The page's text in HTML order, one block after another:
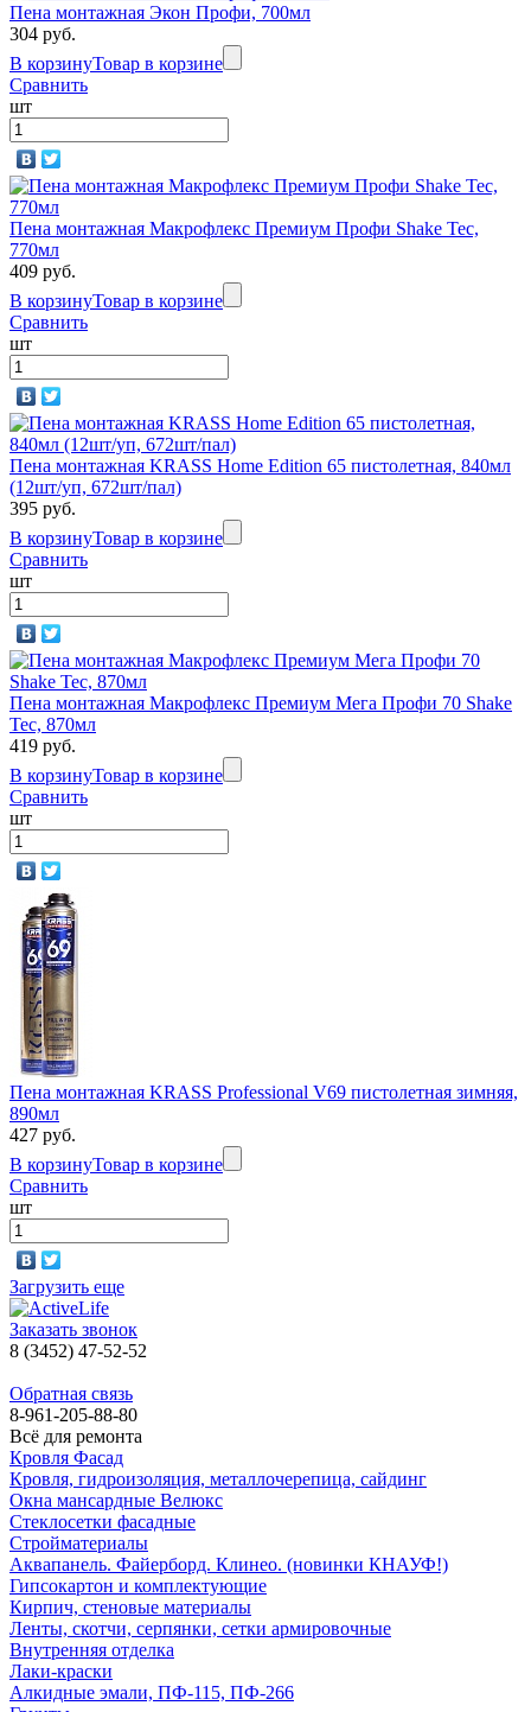
Пена монтажная Экон Профи, 700мл
304 руб.
В корзинуТовар в корзине
Сравнить
шт
Пена монтажная Макрофлекс Премиум Профи Shake Tec,
770мл
409 руб.
В корзинуТовар в корзине
Сравнить
шт
Пена монтажная KRASS Home Edition 65 пистолетная, 840мл
(12шт/уп, 672шт/пал)
395 руб.
В корзинуТовар в корзине
Сравнить
шт
Пена монтажная Макрофлекс Премиум Мега Профи 70 Shake
Tec, 870мл
419 руб.
В корзинуТовар в корзине
Сравнить
шт
Пена монтажная KRASS Professional V69 пистолетная зимняя,
890мл
427 руб.
В корзинуТовар в корзине
Сравнить
шт
Загрузить еще
Заказать звонок
8 (3452) 47-52-52
Обратная связь
8-961-205-88-80
Всё для ремонта
Кровля Фасад
Кровля, гидроизоляция, металлочерепица, сайдинг
Окна мансардные Велюкс
Стеклосетки фасадные
Стройматериалы
Аквапанель. Файерборд. Клинео. (новинки КНАУФ!)
Гипсокартон и комплектующие
Кирпич, стеновые материалы
Ленты, скотчи, серпянки, сетки армировочные
Внутренняя отделка
Лаки-краски
Алкидные эмали, ПФ-115, ПФ-266